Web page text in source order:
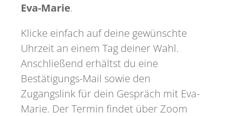
Eva-Marie.
Klicke einfach auf deine gewünschte
Uhrzeit an einem Tag deiner Wahl.
Anschließend erhältst du eine
Bestätigungs-Mail sowie den
Zugangslink für dein Gespräch mit Eva-
Marie. Der Termin findet über Zoom